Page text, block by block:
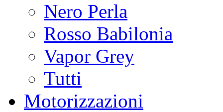
Nero Perla
Rosso Babilonia
Vapor Grey
Tutti
Motorizzazioni